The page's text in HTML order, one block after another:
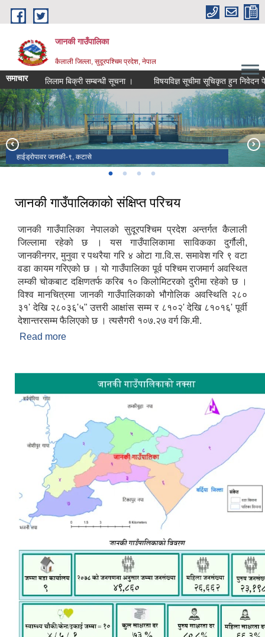
Skip to main content
जानकी गाउँपालिका
कैलाली जिल्ला, सुदूरपश्चिम प्रदेश, नेपाल
समाचार
काठ लिलाम बिक्री सम्बन्धी सूचना । विषयविज्ञ सूचीमा सूचिकृत हुन निवेदन पेस गर्ने
हाईड्रोपावर जानकी-९, कटासे
जानकी गाउँपालिका
शिव मन्दिर जानकी-९ , अमरावती
जानकी गाउँपालिका
जानकी गाउँपालिकाको संक्षिप्त परिचय
जानकी गाउँपालिका नेपालको सुदूरपश्चिम प्रदेश अन्तर्गत कैलाली
जिल्लामा रहेको छ । यस गाउँपालिकामा साविकका दुर्गौली,
जानकीनगर, मुनुवा र पथरैया गरि ४ ओटा गा.वि.स. समावेश गरि ९ वटा
वडा कायम गरिएको छ । यो गाउँपालिका पूर्व पश्चिम राजमार्ग अवस्थित
लम्की चोकबाट दक्षिणतर्फ करिब १० किलोमिटरको दुरीमा रहेको छ ।
विश्व मानचित्रमा जानकी गाउँपालिकाको भौगोलिक अवस्थिति २८०
३१' देखि २८०३६'५" उत्तरी आक्षांस सम्म र ८१०२' देखि ८१०१६' पूर्वी
देशान्तरसम्म फैलिएको छ । त्यसैगरी १०७.२७ वर्ग कि.मी.
Read more